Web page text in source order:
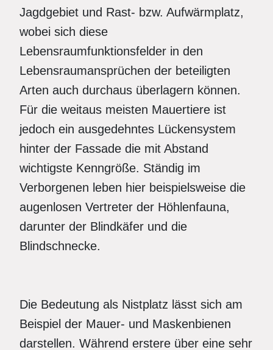
Jagdgebiet und Rast- bzw. Aufwärmplatz,
wobei sich diese
Lebensraumfunktionsfelder in den
Lebensraumansprüchen der beteiligten
Arten auch durchaus überlagern können.
Für die weitaus meisten Mauertiere ist
jedoch ein ausgedehntes Lückensystem
hinter der Fassade die mit Abstand
wichtigste Kenngröße. Ständig im
Verborgenen leben hier beispielsweise die
augenlosen Vertreter der Höhlenfauna,
darunter der Blindkäfer und die
Blindschnecke.
Die Bedeutung als Nistplatz lässt sich am
Beispiel der Mauer- und Maskenbienen
darstellen. Während erstere über eine sehr